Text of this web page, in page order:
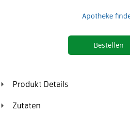
Apotheke
Bestellen
Produkt Details
Zutaten